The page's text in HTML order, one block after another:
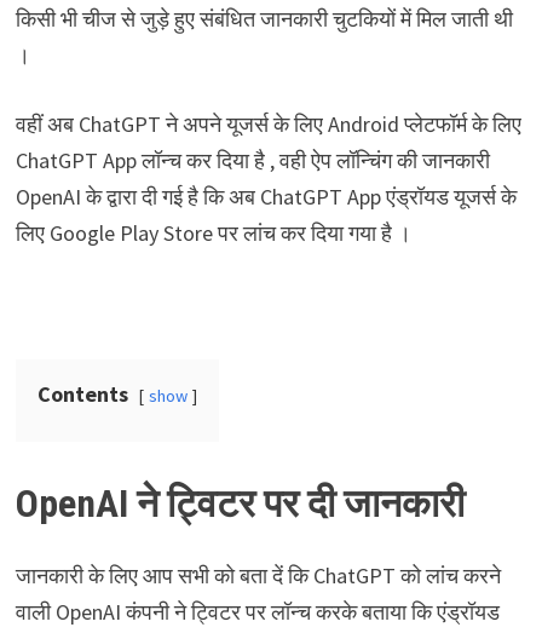
किसी भी चीज से जुड़े हुए संबंधित जानकारी चुटकियों में मिल जाती थी
।
वहीं अब ChatGPT ने अपने यूजर्स के लिए Android प्लेटफॉर्म के लिए
ChatGPT App लॉन्च कर दिया है , वही ऐप लॉन्चिंग की जानकारी
OpenAI के द्वारा दी गई है कि अब ChatGPT App एंड्रॉयड यूजर्स के
लिए Google Play Store पर लांच कर दिया गया है ।
Contents show
OpenAIने ट्विटर पर दी जानकारी
जानकारी के लिए आप सभी को बता दें कि ChatGPT को लांच करने
वाली OpenAI कंपनी ने ट्विटर पर लॉन्च करके बताया कि एंड्रॉयड